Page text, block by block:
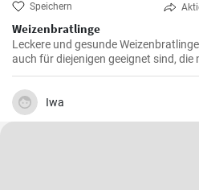
Speichern
Weizenbratlinge
Leckere und gesunde
auch für diejenigen geeignet sind, die
normale Fleischbratlinge genießen
Iwa